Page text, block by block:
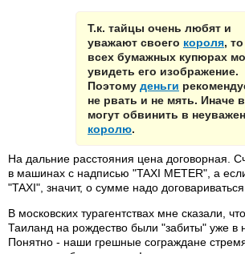
Т.к. тайцы очень любят и
уважают своего короля,
всех бумажных купюрах
увидеть его изображение.
Поэтому деньги
не рвать и не мять. Иначе
могут обвинить в
королю.
На дальние расстояния цена договорная.
в машинах с надписью "TAXI METER", а
"TAXI", значит, о сумме надо
В московских турагентствах мне сказали,
Таиланд на рождество были "забиты" уже в
Понятно - наши грешные сограждане